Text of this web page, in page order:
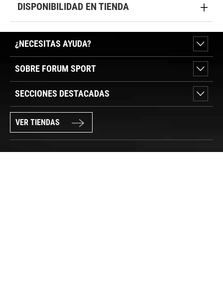
DISPONIBILIDAD EN TIENDA
¿NECESITAS AYUDA?
SOBRE FORUM SPORT
SECCIONES DESTACADAS
VER TIENDAS